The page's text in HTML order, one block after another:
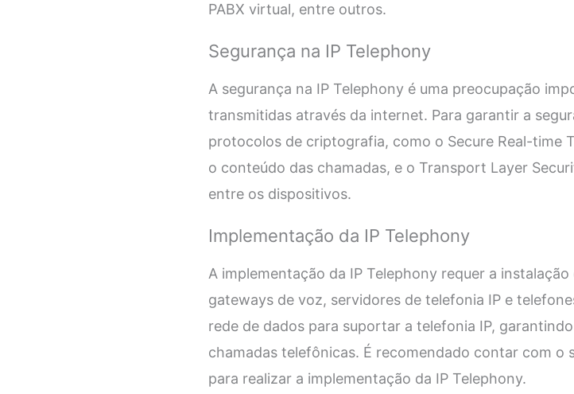
PABX virtual, entre outros.
Segurança na IP Telephony
A segurança na IP Telephony é uma preocupação
transmitidas através da internet. Para garantir a
protocolos de criptografia, como o Secure Real-time
o conteúdo das chamadas, e o Transport Layer
entre os dispositivos.
Implementação da IP Telephony
A implementação da IP Telephony requer a
gateways de voz, servidores de telefonia IP e
rede de dados para suportar a telefonia IP,
chamadas telefônicas. É recomendado contar com o
para realizar a implementação da IP Telephony.